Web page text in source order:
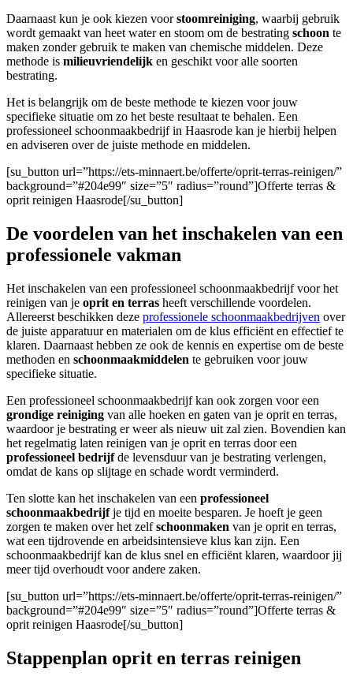
Daarnaast kun je ook kiezen voorstoomreiniging, waarbij gebruik
wordt gemaakt van heet water en stoom om de bestrating schoon te
maken zonder gebruik te maken van chemische middelen. Deze
methode is milieuvriendelijk en geschikt voor alle soorten
bestrating.
Het is belangrijk om de beste methode te kiezen voor jouw
specifieke situatie om zo het beste resultaat te behalen. Een
professioneel schoonmaakbedrijf in Haasrode kan je hierbij helpen
en adviseren over de juiste methode en middelen.
[su_button url=”https://ets-minnaert.be/offerte/oprit-terras-reinigen/”
background=”#204e99″ size=”5″ radius=”round”]Offerte terras &
oprit reinigen Haasrode[/su_button]
De voordelen van het inschakelen van een
professionele vakman
Het inschakelen van een professioneel schoonmaakbedrijf voor het
reinigen van je oprit en terras heeft verschillende voordelen.
Allereerst beschikken deze professionele schoonmaakbedrijven over
de juiste apparatuur en materialen om de klus efficiënt en effectief te
klaren. Daarnaast hebben ze ook de kennis en expertise om de beste
methoden en schoonmaakmiddelen te gebruiken voor jouw
specifieke situatie.
Een professioneel schoonmaakbedrijf kan ook zorgen voor een
grondige reiniging van alle hoeken en gaten van je oprit en terras,
waardoor je bestrating er weer als nieuw uit zal zien. Bovendien kan
het regelmatig laten reinigen van je oprit en terras door een
professioneel bedrijfde levensduur van je bestrating verlengen,
omdat de kans op slijtage en schade wordt verminderd.
Ten slotte kan het inschakelen van een professioneel
schoonmaakbedrijfje tijd en moeite besparen. Je hoeft je geen
zorgen te maken over het zelfschoonmaken van je oprit en terras,
wat een tijdrovende en arbeidsintensieve klus kan zijn. Een
schoonmaakbedrijf kan de klus snel en efficiënt klaren, waardoor jij
meer tijd overhoudt voor andere zaken.
[su_button url=”https://ets-minnaert.be/offerte/oprit-terras-reinigen/”
background=”#204e99″ size=”5″ radius=”round”]Offerte terras &
oprit reinigen Haasrode[/su_button]
Stappenplan oprit en terras reinigen